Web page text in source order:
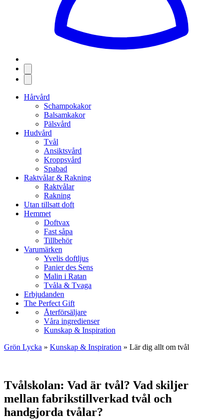
Hårvård
Schampokakor
Balsamkakor
Pälsvård
Hudvård
Tvål
Ansiktsvård
Kroppsvård
Spabad
Raktvålar & Rakning
Raktvålar
Rakning
Utan tillsatt doft
Hemmet
Doftvax
Fast såpa
Tillbehör
Varumärken
Yvelis doftljus
Panier des Sens
Malin i Ratan
Tvåla & Tvaga
Erbjudanden
The Perfect Gift
Återförsäljare
Våra ingredienser
Kunskap & Inspiration
Grön Lycka » Kunskap & Inspiration » Lär dig allt om tvål
Tvålskolan: Vad är tvål? Vad skiljer
mellan fabrikstillverkad tvål och
handgjorda tvålar?